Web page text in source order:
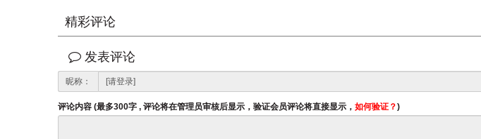
精彩评论
发表评论
昵称：
评论内容 (最多300字 , 评论将在管理员审核后显示，验证会员评论将直接显示， 如何验证？)